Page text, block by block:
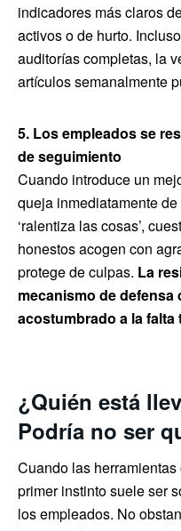
indicadores más claros
activos o de hurto.
auditorías completas, la
artículos semanalmente
5. Los empleados se
de seguimiento
Cuando introduce un
queja inmediatamente de
‘ralentiza las cosas’,
honestos acogen con
protege de culpas. La
mecanismo de defensa
acostumbrado a la
¿Quién está
Podría no ser
Cuando las
primer instinto suele ser
los empleados. No